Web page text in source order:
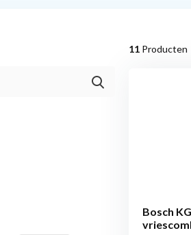
11Producten
Bosch